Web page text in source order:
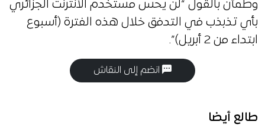
وطمأن بالقول “لن يحس مستخدم الأنترنت الجزائري
بأي تذبذب في التدفق خلال هذه الفترة (أسبوع
ابتداء من 2 أبريل)”.
انضم إلى النقاش
طالع أيضا